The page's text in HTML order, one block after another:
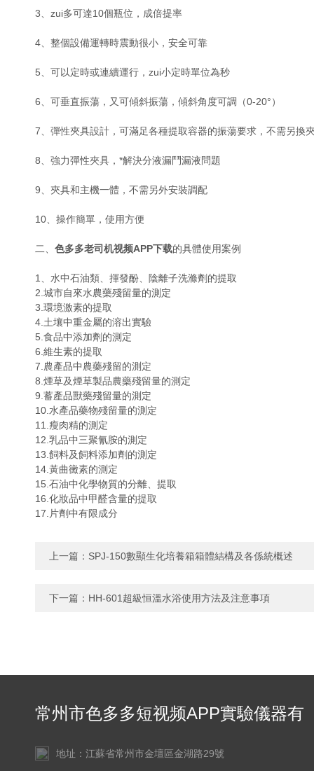
3、zui多可達10個瓶位，成倍提率
4、整個設備運轉時震動很小，安全可靠
5、可以定時或連續運行，zui小定時單位為秒
6、可垂直振蕩，又可傾斜振蕩，傾斜角度可調（0-20°）
7、彈性夾具設計，可滿足各種提取容器的振蕩要求，不需另換
8、強力彈性夾具，*解決分液漏鬥漏液問題
9、夾具和主機一體，不需另外安裝調配
10、操作簡單，使用方便
二、 色多多老司机视频APP下载的具體使用案例
1、水中石油類、揮發酚、陰離子洗滌劑的提取
2.城市自來水農藥殘留量的測定
3.環境激素的提取
4.土壤中重金屬的溶出實驗
5.食品中添加劑的測定
6.維生素的提取
7.農產品中農藥殘留的測定
8.煙草及煙草製品農藥殘留量的測定
9.蓄產品獸藥殘留量的測定
10.水產品藥物殘留量的測定
11.瘦肉精的測定
12.乳品中三聚氰胺的測定
13.飼料及飼料添加劑的測定
14.黃曲黴素的測定
15.石油中化學物質的分離、提取
16.化妝品中甲醛含量的提取
17.片劑中有限成分
上一篇： SPJ-150數顯生化培養箱箱體結構及各係統概述
下一篇： HH-601超級恒溫水浴使用方法及注意事項
常州市色多多短视频APP實驗儀器有
地址：江蘇省常州市金壇區金湖路29號